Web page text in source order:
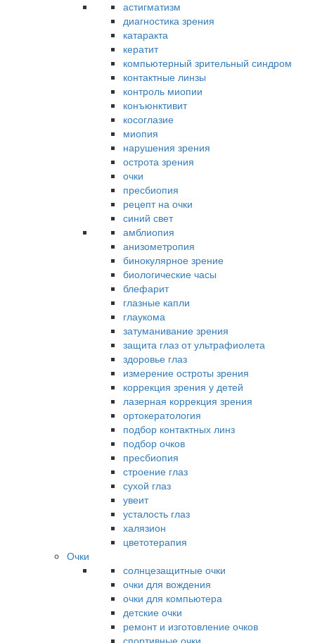
астигматизм
диагностика зрения
катаракта
кератит
компьютерный зрительный синдром
контактные линзы
контроль миопии
конъюнктивит
косоглазие
миопия
нарушения зрения
острота зрения
очки
пресбиопия
рецепт на очки
синий свет
амблиопия
анизометропия
бинокулярное зрение
биологические часы
блефарит
глазные капли
глаукома
затуманивание зрения
защита глаз от ультрафиолета
здоровье глаз
измерение остроты зрения
коррекция зрения у детей
лазерная коррекция зрения
ортокератология
подбор контактных линз
подбор очков
пресбиопия
строение глаз
сухой глаз
увеит
усталость глаз
халязион
цветотерапия
Очки
солнцезащитные очки
очки для вождения
очки для компьютера
детские очки
ремонт и изготовление очков